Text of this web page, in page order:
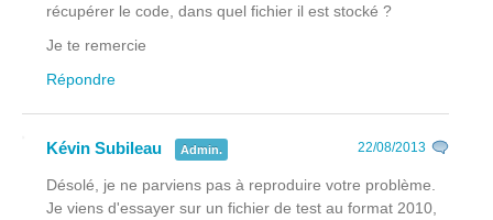
récupérer le code, dans quel fichier il est stocké ?
Je te remercie
Répondre
Kévin Subileau Admin. 22/08/2013
Désolé, je ne parviens pas à reproduire votre problème.
Je viens d'essayer sur un fichier de test au format 2010,